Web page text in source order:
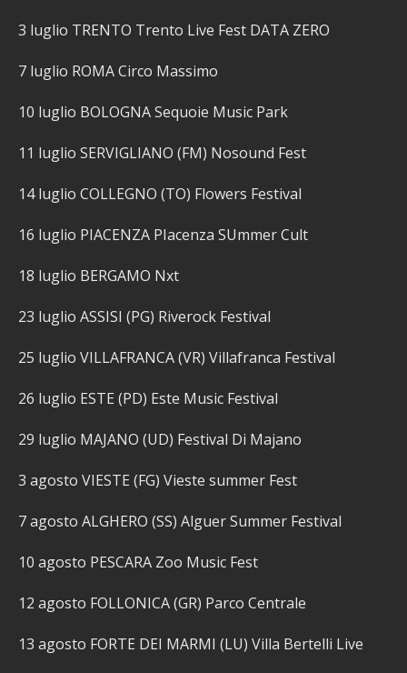
3 luglio TRENTO Trento Live Fest DATA ZERO
7 luglio ROMA Circo Massimo
10 luglio BOLOGNA Sequoie Music Park
11 luglio SERVIGLIANO (FM) Nosound Fest
14 luglio COLLEGNO (TO) Flowers Festival
16 luglio PIACENZA PIacenza SUmmer Cult
18 luglio BERGAMO Nxt
23 luglio ASSISI (PG) Riverock Festival
25 luglio VILLAFRANCA (VR) Villafranca Festival
26 luglio ESTE (PD) Este Music Festival
29 luglio MAJANO (UD) Festival Di Majano
3 agosto VIESTE (FG) Vieste summer Fest
7 agosto ALGHERO (SS) Alguer Summer Festival
10 agosto PESCARA Zoo Music Fest
12 agosto FOLLONICA (GR) Parco Centrale
13 agosto FORTE DEI MARMI (LU) Villa Bertelli Live